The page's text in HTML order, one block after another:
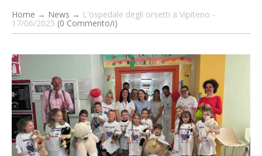
Home → News → L'ospedale degli orsetti a Vipiteno -
17/06/2025 (0 Commento/i)